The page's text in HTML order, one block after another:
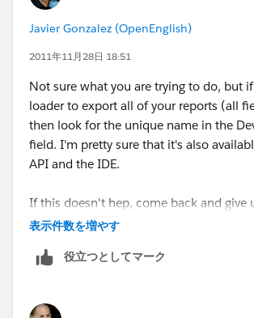
Javier Gonzalez (OpenEnglish)
2011年11月28日 18:51
Not sure what you are trying to do, but
loader to export all of your reports (all
then look for the unique name in the
field. I'm pretty sure that it's also
API and the IDE.
If this doesn't hep, come back and give
info regarding the business case. Good
表示件数を増やす
役立つとしてマーク